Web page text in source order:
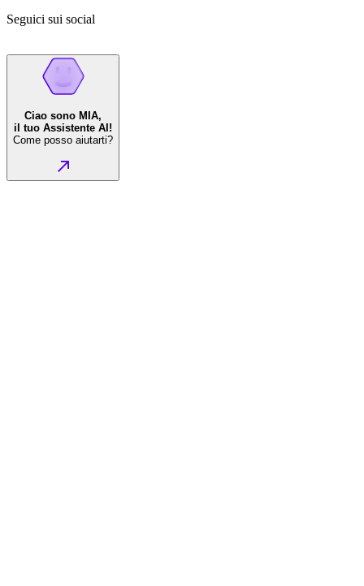
Seguici sui social
Ciao sono MIA,
il tuo Assistente AI!
Come posso aiutarti?